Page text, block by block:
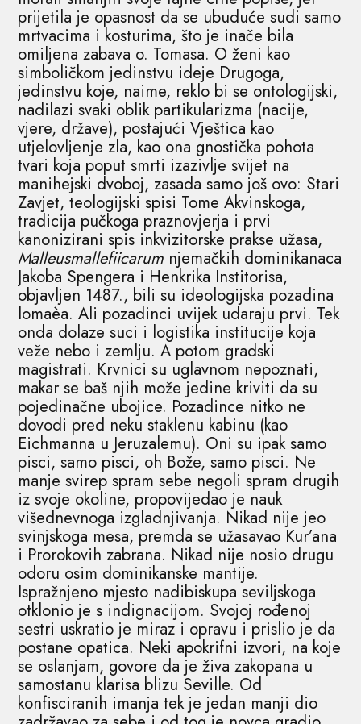
prijetila je opasnost da se ubuduće sudi samo
mrtvacima i kosturima, što je inače bila
omiljena zabava o. Tomasa. O ženi kao
simboličkom jedinstvu ideje Drugoga,
jedinstvu koje, naime, reklo bi se ontologijski,
nadilazi svaki oblik partikularizma (nacije,
vjere, države), postajući Vještica kao
utjelovljenje zla, kao ona gnostička pohota
tvari koja poput smrti izazivlje svijet na
manihejski dvoboj, zasada samo još ovo: Stari
Zavjet, teologijski spisi Tome Akvinskoga,
tradicija pučkoga praznovjerja i prvi
kanonizirani spis inkvizitorske prakse užasa,
Malleusmallefiicarum njemačkih dominikanaca
Jakoba Spengera i Henkrika Institorisa,
objavljen 1487., bili su ideologijska pozadina
lomaèa. Ali pozadinci uvijek udaraju prvi. Tek
onda dolaze suci i logistika institucije koja
veže nebo i zemlju. A potom gradski
magistrati. Krvnici su uglavnom nepoznati,
makar se baš njih može jedine kriviti da su
pojedinačne ubojice. Pozadince nitko ne
dovodi pred neku staklenu kabinu (kao
Eichmanna u Jeruzalemu). Oni su ipak samo
pisci, samo pisci, oh Bože, samo pisci. Ne
manje svirep spram sebe negoli spram drugih
iz svoje okoline, propovijedao je nauk
višednevnoga izgladnjivanja. Nikad nije jeo
svinjskoga mesa, premda se užasavao Kur’ana
i Prorokovih zabrana. Nikad nije nosio drugu
odoru osim dominikanske mantije.
Ispražnjeno mjesto nadibiskupa seviljskoga
otklonio je s indignacijom. Svojoj rođenoj
sestri uskratio je miraz i opravu i prislio je da
postane opatica. Neki apokrifni izvori, na koje
se oslanjam, govore da je živa zakopana u
samostanu klarisa blizu Seville. Od
konfisciranih imanja tek je jedan manji dio